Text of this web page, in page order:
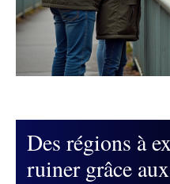
Des régions à
ruiner grâce